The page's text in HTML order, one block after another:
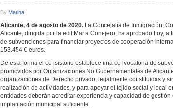
By Marina
Alicante, 4 de agosto de 2020. La Concejalía de Inmigración,
Alicante, dirigida por la edil María Conejero, ha aprobado hoy, a
de subvenciones para financiar proyectos de cooperación
153.454 € euros.
De esta forma el consistorio establece una convocatoria de
promovidos por Organizaciones No Gubernamentales de
organizaciones de Derecho privado, legalmente constituidas y
realización de actividades, y para apoyar el tejido social y local
entidades deberán acreditar experiencia y capacidad de
implantación municipal suficiente.